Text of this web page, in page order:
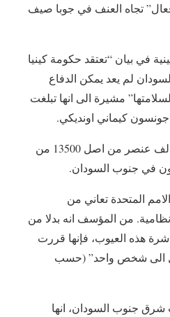
تجاه العنف في جوبا صيف
في بيان “تعتقد حكومة كينيا
لم يعد يمكن الدفاع
مشيرة الى انها تبلغت
جونسون كيماني اونديكي.
ويبلغ عديد جنود كينيا نحو الف عنصر من اصل 13500 من
في جنوب السودان.
المتحدة تعاني من
من المؤسف انه بدلا من
هذه العيوب، فإنها قررت
الى شخص واحد” (حسب
شرق جنوب السودان، انها